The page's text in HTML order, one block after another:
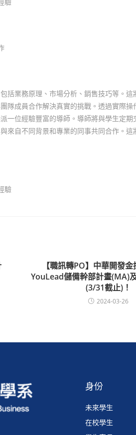
括業務原理、市場分析、銷售技巧等。這
隊成員合作解決真實的挑戰。透過實際
一位經驗豐富的導師。導師將與學生定
來自不同背景和專業的同事共同合作。
驗
【職訊轉PO】中華開發
YouLead儲備幹部計畫(MA)
(3/31截止)！
2024-03-26
身份
未來學生
在校學生